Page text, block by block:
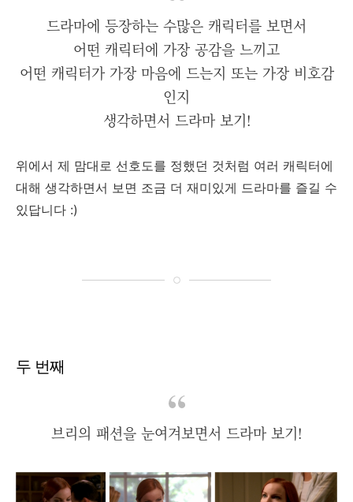
드라마에 등장하는 수많은 캐릭터를 보면서
어떤 캐릭터에 가장 공감을 느끼고
어떤 캐릭터가 가장 마음에 드는지 또는 가장 비호감
인지
생각하면서 드라마 보기!
위에서 제 맘대로 선호도를 정했던 것처럼 여러 캐릭터에
대해 생각하면서 보면 조금 더 재미있게 드라마를 즐길 수
있답니다 :)
두 번째
브리의 패션을 눈여겨보면서 드라마 보기!